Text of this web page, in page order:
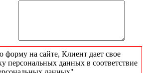
форму на сайте, Клиент дает свое
персональных данных в соответствие